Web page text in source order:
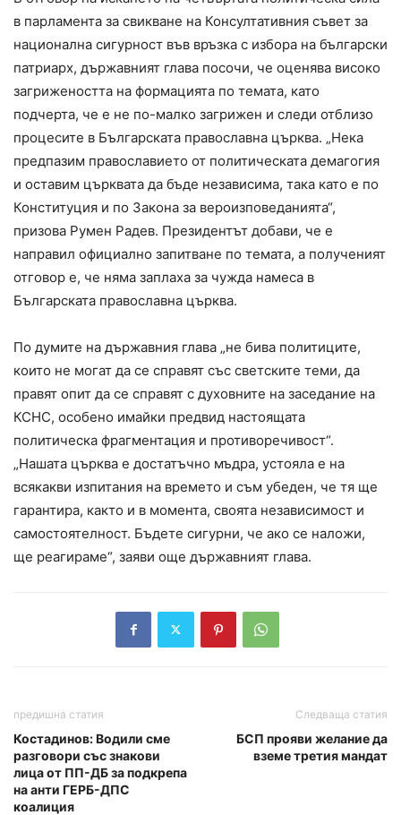
в парламента за свикване на Консултативния съвет за
национална сигурност във връзка с избора на български
патриарх, държавният глава посочи, че оценява високо
загрижеността на формацията по темата, като
подчерта, че е не по-малко загрижен и следи отблизо
процесите в Българската православна църква. „Нека
предпазим православието от политическата демагогия
и оставим църквата да бъде независима, така като е по
Конституция и по Закона за вероизповеданията“,
призова Румен Радев. Президентът добави, че е
направил официално запитване по темата, а полученият
отговор е, че няма заплаха за чужда намеса в
Българската православна църква.
По думите на държавния глава „не бива политиците,
които не могат да се справят със светските теми, да
правят опит да се справят с духовните на заседание на
КСНС, особено имайки предвид настоящата
политическа фрагментация и противоречивост“.
„Нашата църква е достатъчно мъдра, устояла е на
всякакви изпитания на времето и съм убеден, че тя ще
гарантира, както и в момента, своята независимост и
самостоятелност. Бъдете сигурни, че ако се наложи,
ще реагираме“, заяви още държавният глава.
предишна статия
Костадинов: Водили сме
разговори със знакови
лица от ПП-ДБ за подкрепа
на анти ГЕРБ-ДПС
коалиция
Следваща статия
БСП прояви желание да
вземе третия мандат